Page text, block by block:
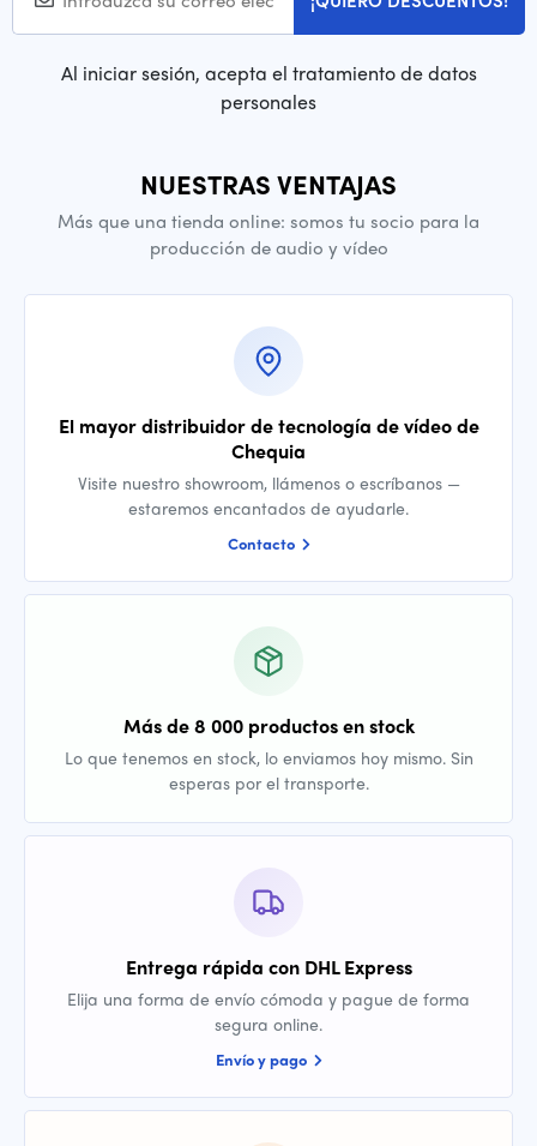
Al iniciar sesión, acepta el tratamiento de datos
personales
NUESTRAS VENTAJAS
Más que una tienda online: somos tu socio para la
producción de audio y vídeo
El mayor distribuidor de tecnología de vídeo de
Chequia
Visite nuestro showroom, llámenos o escríbanos —
estaremos encantados de ayudarle.
Contacto
Más de 8 000 productos en stock
Lo que tenemos en stock, lo enviamos hoy mismo. Sin
esperas por el transporte.
Entrega rápida con DHL Express
Elija una forma de envío cómoda y pague de forma
segura online.
Envío y pago